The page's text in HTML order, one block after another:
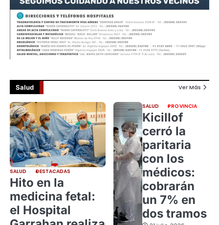
Salud Ver Más
SALUD DESTACADAS
Hito en la
medicina fetal:
el Hospital
SALUD PROVINCIA
Kicillof
cerró la
paritaria
con los
médicos:
cobrarán
un 7% en
dos tramos